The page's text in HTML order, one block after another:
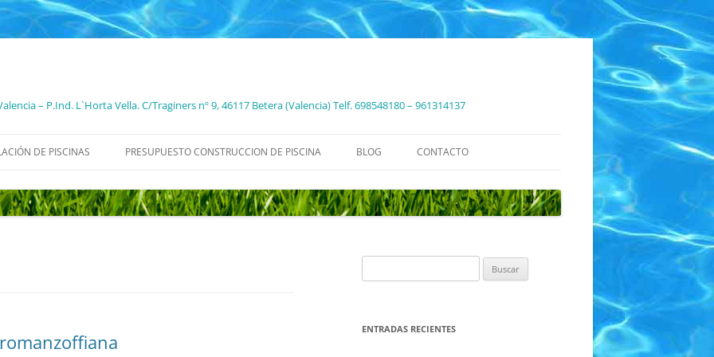
– P.Ind. L`Horta Vella. C/Traginers nº 9, 46117 Betera (Valencia) Telf. 698548180 – 961314137
DE PISCINAS PRESUPUESTO CONSTRUCCION DE PISCINA BLOG CONTACTO
ENTRADAS RECIENTES